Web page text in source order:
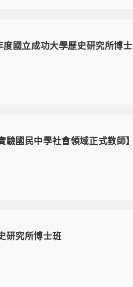
國立成功大學歷史研究所博
驗國民中學社會領域正式教師
研究所博士班